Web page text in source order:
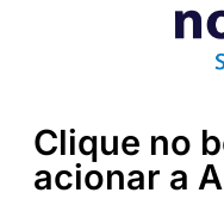
Clique no
acionar a